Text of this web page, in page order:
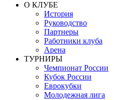
О КЛУБЕ
История
Руководство
Партнеры
Работники клуба
Арена
ТУРНИРЫ
Чемпионат России
Кубок России
Еврокубки
Молодежная лига